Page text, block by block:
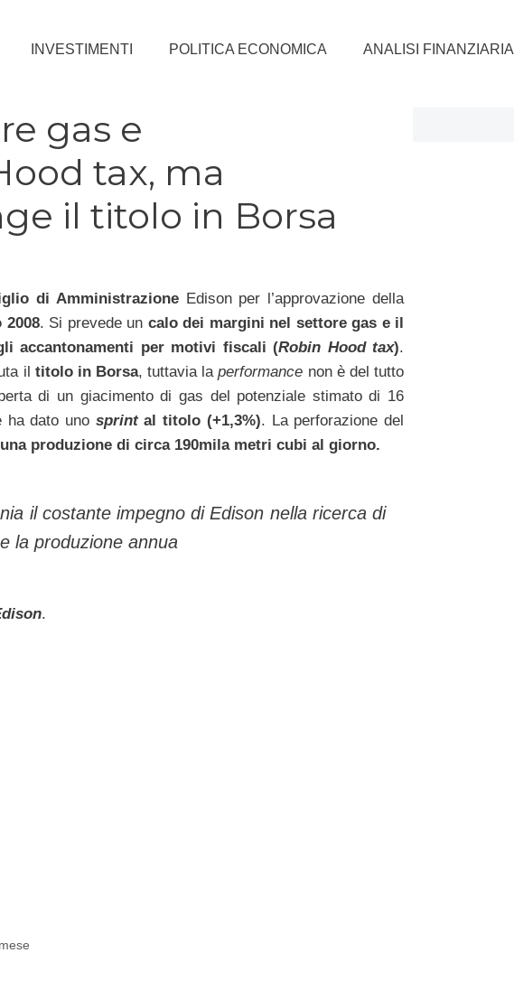
INVESTIMENTI POLITICA ECONOMICA ANALISI FINANZIARIA
gas e
tax, ma
il titolo in Borsa
di AmministrazioneEdison per l’approvazione della
2008. Si prevede un calo dei margini nel settore gas e il
accantonamenti per motivi fiscali (Robin Hood tax).
il titolo in Borsa, tuttavia laperformance non è del tutto
di un giacimento di gas del potenziale stimato di 16
ha dato uno sprintal titolo (+1,3%). La perforazione del
produzione di circa 190mila metri cubi al giorno.
il costante impegno di Edison nella ricerca di
la produzione annua
.